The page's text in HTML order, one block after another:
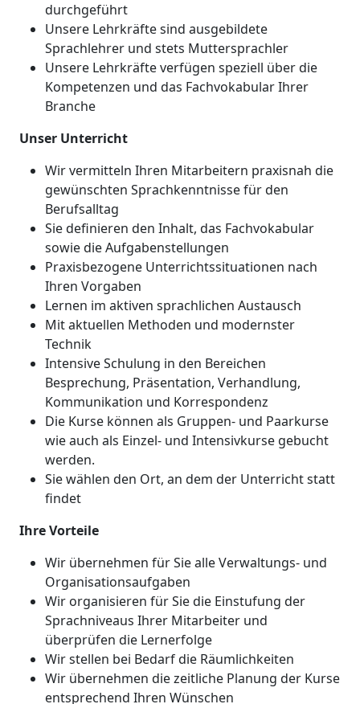
durchgeführt
Unsere Lehrkräfte sind ausgebildete
Sprachlehrer und stets Muttersprachler
Unsere Lehrkräfte verfügen speziell über die
Kompetenzen und das Fachvokabular Ihrer
Branche
Unser Unterricht
Wir vermitteln Ihren Mitarbeitern praxisnah die
gewünschten Sprachkenntnisse für den
Berufsalltag
Sie definieren den Inhalt, das Fachvokabular
sowie die Aufgabenstellungen
Praxisbezogene Unterrichtssituationen nach
Ihren Vorgaben
Lernen im aktiven sprachlichen Austausch
Mit aktuellen Methoden und modernster
Technik
Intensive Schulung in den Bereichen
Besprechung, Präsentation, Verhandlung,
Kommunikation und Korrespondenz
Die Kurse können als Gruppen- und Paarkurse
wie auch als Einzel- und Intensivkurse gebucht
werden.
Sie wählen den Ort, an dem der Unterricht statt
findet
Ihre Vorteile
Wir übernehmen für Sie alle Verwaltungs- und
Organisationsaufgaben
Wir organisieren für Sie die Einstufung der
Sprachniveaus Ihrer Mitarbeiter und
überprüfen die Lernerfolge
Wir stellen bei Bedarf die Räumlichkeiten
Wir übernehmen die zeitliche Planung der Kurse
entsprechend Ihren Wünschen